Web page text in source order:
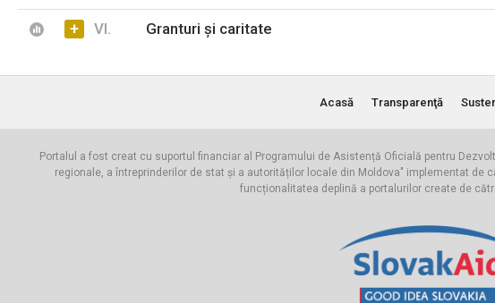
+ VI. Granturi și caritate
Acasă Transparenţă
Portalul a fost creat cu suportul financiar al Programului de Asistență Oficială pentru
regionale, a întreprinderilor de stat și a autorităților locale din Moldova" implementat de
funcționalitatea deplină a portalurilor create de